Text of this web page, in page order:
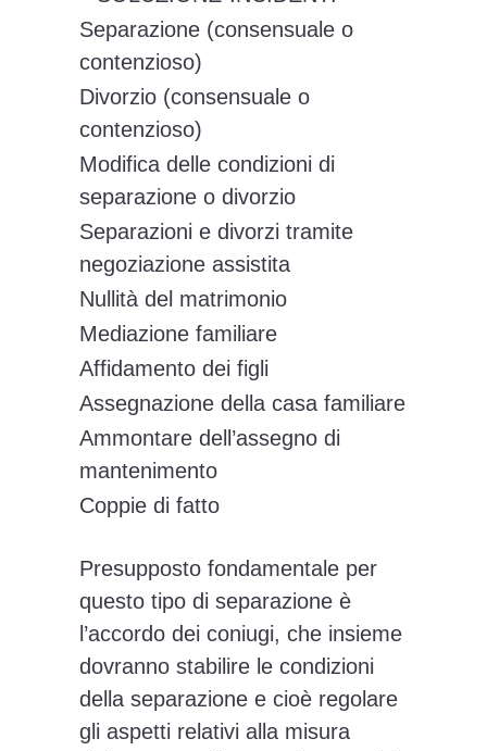
Separazione (consensuale o
contenzioso)
Divorzio (consensuale o
contenzioso)
Modifica delle condizioni di
separazione o divorzio
Separazioni e divorzi tramite
negoziazione assistita
Nullità del matrimonio
Mediazione familiare
Affidamento dei figli
Assegnazione della casa familiare
Ammontare dell’assegno di
mantenimento
Coppie di fatto
Presupposto fondamentale per
questo tipo di separazione è
l’accordo dei coniugi, che insieme
dovranno stabilire le condizioni
della separazione e cioè regolare
gli aspetti relativi alla misura